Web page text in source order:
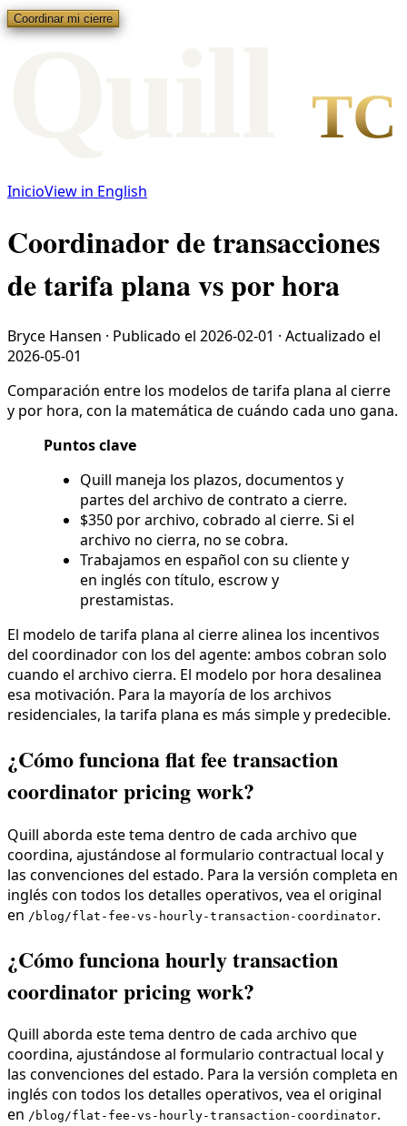
Coordinar mi cierre
TC
InicioView in English
Coordinador de transacciones
de tarifa plana vs por hora
Bryce Hansen · Publicado el 2026-02-01 · Actualizado el
2026-05-01
Comparación entre los modelos de tarifa plana al cierre
y por hora, con la matemática de cuándo cada uno gana.
Puntos clave
Quill maneja los plazos, documentos y
partes del archivo de contrato a cierre.
$350 por archivo, cobrado al cierre. Si el
archivo no cierra, no se cobra.
Trabajamos en español con su cliente y
en inglés con título, escrow y
prestamistas.
El modelo de tarifa plana al cierre alinea los incentivos
del coordinador con los del agente: ambos cobran solo
cuando el archivo cierra. El modelo por hora desalinea
esa motivación. Para la mayoría de los archivos
residenciales, la tarifa plana es más simple y predecible.
¿Cómo funciona flat fee transaction
coordinator pricing work?
Quill aborda este tema dentro de cada archivo que
coordina, ajustándose al formulario contractual local y
las convenciones del estado. Para la versión completa en
inglés con todos los detalles operativos, vea el original
en /blog/flat-fee-vs-hourly-transaction-coordinator.
¿Cómo funciona hourly transaction
coordinator pricing work?
Quill aborda este tema dentro de cada archivo que
coordina, ajustándose al formulario contractual local y
las convenciones del estado. Para la versión completa en
inglés con todos los detalles operativos, vea el original
en /blog/flat-fee-vs-hourly-transaction-coordinator.